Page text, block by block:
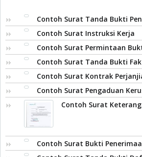
Contoh Surat Tanda Bukti
Contoh Surat Instruksi Kerja
Contoh Surat Permintaan
Contoh Surat Tanda Bukti
Contoh Surat Kontrak
Contoh Surat Pengaduan
Contoh Surat
Contoh Surat Bukti